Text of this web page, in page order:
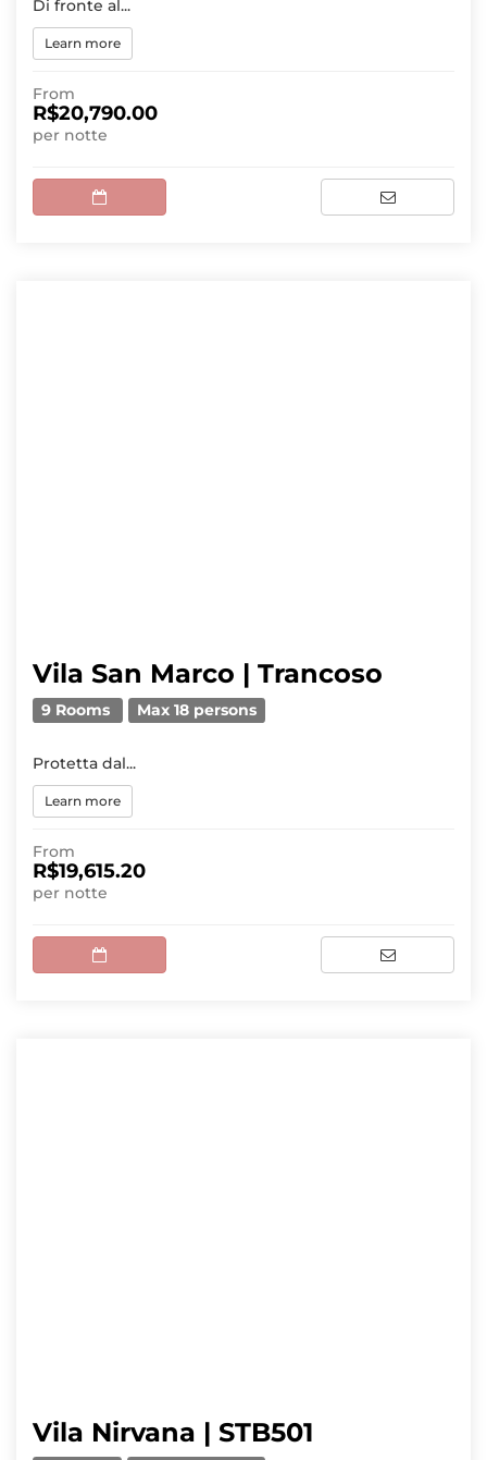
Di fronte al...
Learn more
From
R$20,790.00
per notte
Vila San Marco | Trancoso
9 Rooms Max 18 persons
Protetta dal...
Learn more
From
R$19,615.20
per notte
Vila Nirvana | STB501